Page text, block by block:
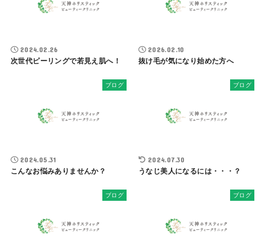
2024.02.26
次世代ピーリングで若見え肌へ！
2026.02.10
抜け毛が気になり始めた方へ
ブログ
2024.05.31
こんなお悩みありませんか？
ブログ
2024.07.30
うなじ美人になるには・・・？
ブログ ブログ